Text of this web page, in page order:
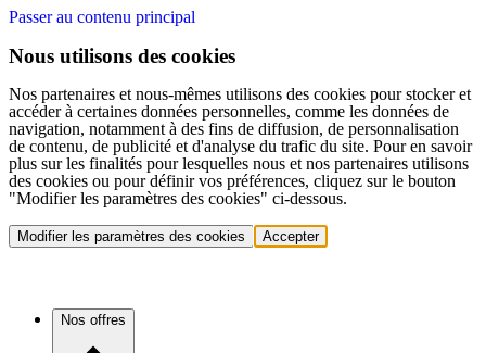
Passer au contenu principal
Nous utilisons des cookies
Nos partenaires et nous-mêmes utilisons des cookies pour stocker et
accéder à certaines données personnelles, comme les données de
navigation, notamment à des fins de diffusion, de personnalisation
de contenu, de publicité et d'analyse du trafic du site. Pour en savoir
plus sur les finalités pour lesquelles nous et nos partenaires utilisons
des cookies ou pour définir vos préférences, cliquez sur le bouton
"Modifier les paramètres des cookies" ci-dessous.
Modifier les paramètres des cookies Accepter
Nos offres